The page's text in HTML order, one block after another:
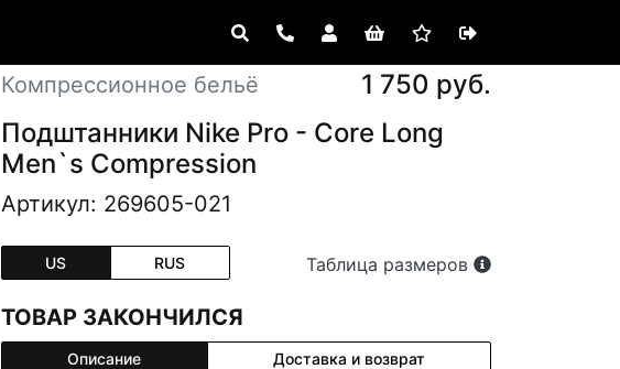
Компрессионное бельё
1 750 руб.
Подштанники Nike Pro - Core Long
Men`s Compression
Артикул: 269605-021
US RUS Таблица размеров
ТОВАР ЗАКОНЧИЛСЯ
Описание Доставка и возврат